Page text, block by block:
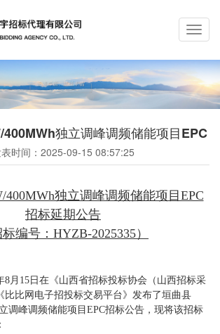
独立调峰调频储能项目EPC
时间： 2025-09-15 08:57:25
400MWh独立调峰调频储能项目EPC
招标延期公告
标编号：HYZB-2025335）
8月15日在《山西省招标投标协会（山西招标采
比比网电子招投标交易平台》发布了垣曲县
调峰调频储能项目EPC招标公告，现将该招标